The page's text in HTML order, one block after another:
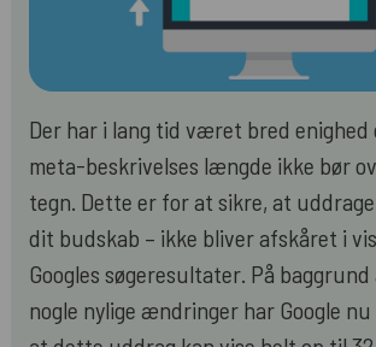
Der har i lang tid været bred enighed
meta-beskrivelses længde ikke bør
tegn. Dette er for at sikre, at
dit budskab – ikke bliver afskåret i
Googles søgeresultater. På
nogle nylige ændringer har Google